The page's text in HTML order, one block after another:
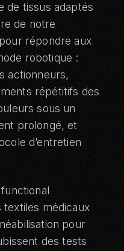
de tissus adaptés
de notre
répondre aux
robotique :
actionneurs,
répétitifs des
sous un
prolongé, et
d’entretien
textiles médicaux
pour
des tests